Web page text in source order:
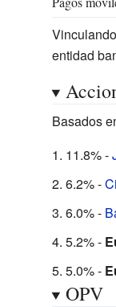
entidad
Basados
11.8% -
6.2% -
6.0% -
5.2% -
5.0% -
OPV